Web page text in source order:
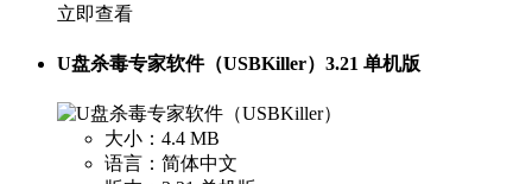
立即查看
U盘杀毒专家软件（USBKiller）3.21 单机版
大小：4.4 MB
语言：简体中文